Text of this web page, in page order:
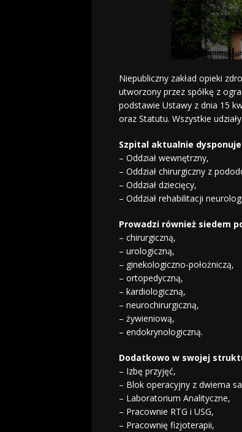
Niepubliczny zakład opieki
utworzony przez spółkę z
podstawie Ustawy z dnia 15
oraz Statutu. Wszystkie
Szpital aktualnie
– Oddział wewnętrzny,
– Oddział chirurgiczny z
– Oddział dziecięcy,
– Oddział rehabilitacji
Prowadzi również siedem
– chirurgiczną,
– urologiczną,
– ginekologiczno-położniczą,
– ortopedyczną,
– kardiologiczną,
– neurochirurgiczną,
– żywieniową,
– endokrynologiczną.
Dodatkowo w swojej
– Izbę przyjęć,
– Blok operacyjny z dwiema
– Laboratorium Analityczne,
– Pracownie RTG i USG,
– Pracownię fizjoterapii,